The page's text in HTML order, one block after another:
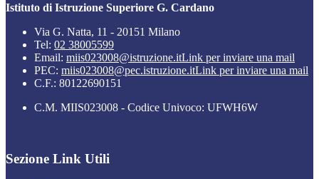
Istituto di Istruzione Superiore G. Cardano
Via G. Natta, 11 - 20151 Milano
Tel: 02 38005599
Email: miis023008@istruzione.itLink per inviare una mail
PEC: miis023008@pec.istruzione.itLink per inviare una mail
C.F.: 80122690151
C.M. MIIS023008 - Codice Univoco: UFWH6W
Sezione Link Utili